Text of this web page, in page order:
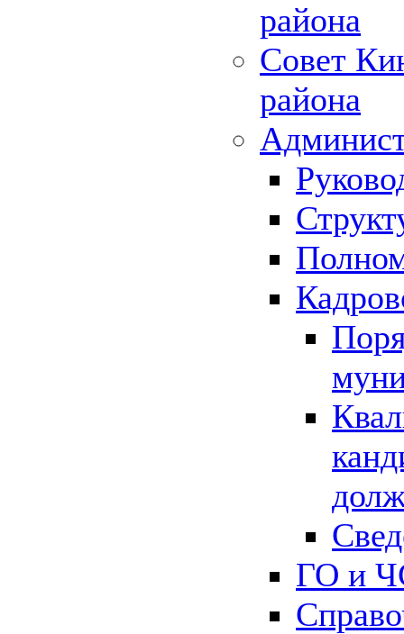
района
Совет
района
ГО и